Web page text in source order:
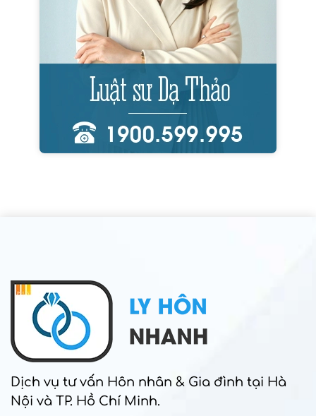
Dịch vụ tư vấn Hôn nhân & Gia đình tại Hà
Nội và TP. Hồ Chí Minh.